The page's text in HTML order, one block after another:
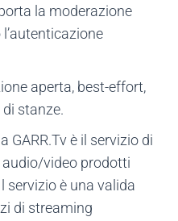
la moderazione
aperta, best-effort,
stanze.
GARR.Tv è il servizio di
video prodotti
servizio è una valida
di streaming